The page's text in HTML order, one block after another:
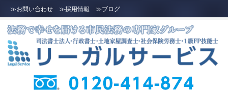
≫お問い合わせ ≫採用情報 ≫ブログ